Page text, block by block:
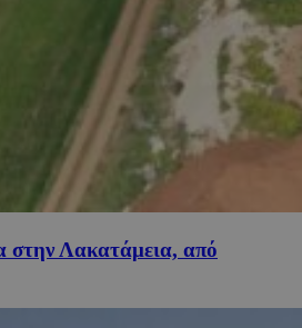
στην Λακατάμεια, από